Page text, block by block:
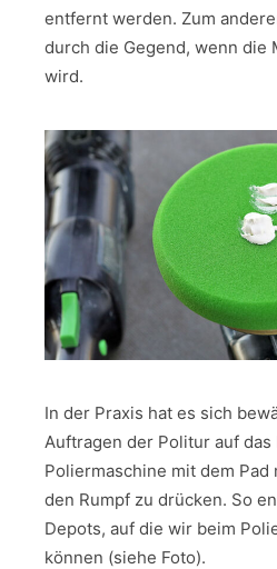
entfernt werden. Zum
durch die Gegend, wenn die
wird.
In der Praxis hat es sich
Auftragen der Politur auf das
Poliermaschine mit dem
den Rumpf zu drücken. So
Depots, auf die wir beim
können (siehe Foto).